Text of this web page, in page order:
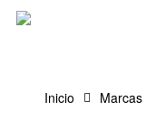
Skip
Inicio Marcas